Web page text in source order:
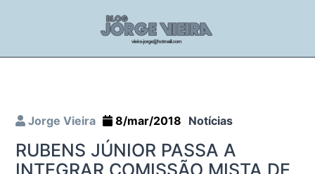
Jorge Vieira 8/mar/2018 Notícias
RUBENS JÚNIOR PASSA A
INTEGRAR COMISSÃO MISTA DE